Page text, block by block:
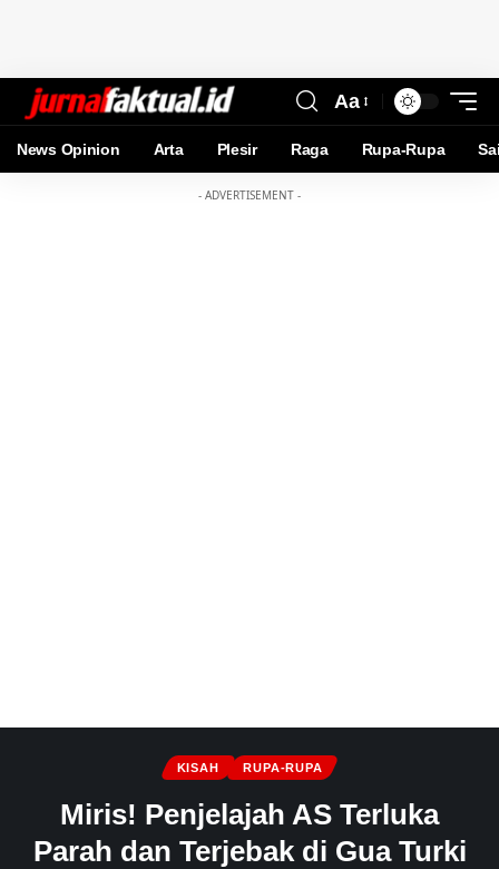
Aa
News Opinion Arta Plesir Raga Rupa-Rupa
- ADVERTISEMENT -
KISAH RUPA-RUPA
Miris! Penjelajah AS Terluka
Parah dan Terjebak di Gua Turki